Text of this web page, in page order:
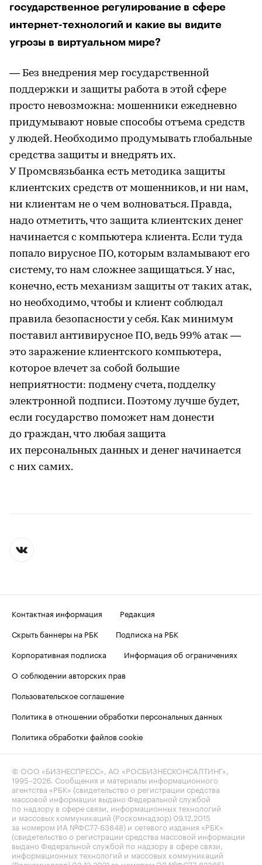
государственное регулирование в сфере
интернет-технологий и какие вы видите
угрозы в виртуальном мире?
— Без внедрения мер государственной
поддержки и защиты работа в этой сфере
просто невозможна: мошенники ежедневно
придумывают новые способы отъема средств
у людей. Необходимо продумывать глобальные
средства защиты и внедрять их.
У Промсвязьбанка есть методика защиты
клиентских средств от мошенников, и ни нам,
ни клиентам не о чем волноваться. Правда,
надо отметить, что защита клиентских денег
начинается с компьютера клиента. Если туда
попало вирусное ПО, которым взламывают его
систему, то нам сложнее защищаться. У нас,
конечно, есть механизм защиты от таких атак,
но необходимо, чтобы и клиент соблюдал
правила безопасности у себя. Как минимум
поставил антивирусное ПО, ведь 99% атак —
это заражение клиентского компьютера,
которое влечет за собой большие
неприятности: подмену счета, подделку
электронной подписи. Поэтому лучше будет,
если государство поможет нам донести
до граждан, что любая защита
их персональных данных и денег начинается
с них самих.
Контактная информация
Редакция
Скрыть баннеры на РБК
Подписка на РБК
Корпоративная подписка
Информация об ограничениях
О соблюдении авторских прав
Пользовательское соглашение
Политика в отношении обработки персональных данных
Политика обработки файлов cookie
© ООО «БИЗНЕСПРЕСС», АО «РОСБИЗНЕСКОНСАЛТИНГ»,
1995–2026. Сообщения и материалы информационного
агентства «РБК» (свидетельство о регистрации средства
массовой информации выдано Федеральной службой
по надзору в сфере связи, информационных технологий
и массовых коммуникаций (Роскомнадзор) 09.12.2015
за номером ИА №ФС77-63848) и сетевого издания «РБК»
(свидетельство о регистрации средства массовой информации
выдано Федеральной службой по надзору в сфере связи,
информационных технологий и массовых коммуникаций